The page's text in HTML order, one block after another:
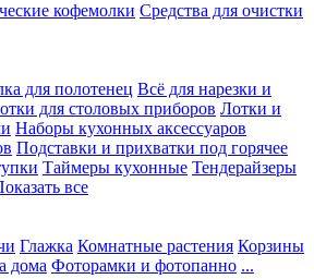
кофемолки Средства для очистки
для полотенец Всё для нарезки и
для столовых приборов Лотки и
Наборы кухонных аксессуаров
Подставки и прихватки под горячее
Таймеры кухонные Тендерайзеры
все
Глажка Комнатные растения Корзины
дома Фоторамки и фотопанно ...